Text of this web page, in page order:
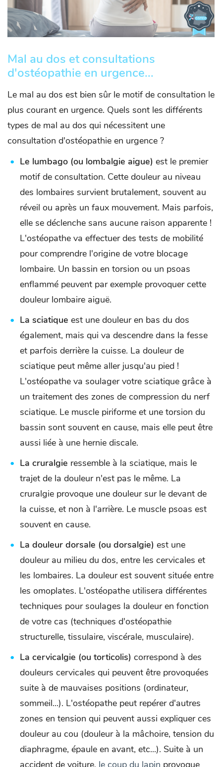
Mal au dos et consultations
d'ostéopathie en urgence...
Le mal au dos est bien sûr le motif de consultation le
plus courant en urgence. Quels sont les différents
types de mal au dos qui nécessitent une
consultation d'ostéopathie en urgence ?
Le lumbago (ou lombalgie aigue) est le premier
motif de consultation. Cette douleur au niveau
des lombaires survient brutalement, souvent au
réveil ou après un faux mouvement. Mais parfois,
elle se déclenche sans aucune raison apparente !
L'ostéopathe va effectuer des tests de mobilité
pour comprendre l'origine de votre blocage
lombaire. Un bassin en torsion ou un psoas
enflammé peuvent par exemple provoquer cette
douleur lombaire aiguë.
La sciatique est une douleur en bas du dos
également, mais qui va descendre dans la fesse
et parfois derrière la cuisse. La douleur de
sciatique peut même aller jusqu'au pied !
L'ostéopathe va soulager votre sciatique grâce à
un traitement des zones de compression du nerf
sciatique. Le muscle piriforme et une torsion du
bassin sont souvent en cause, mais elle peut être
aussi liée à une hernie discale.
La cruralgie ressemble à la sciatique, mais le
trajet de la douleur n'est pas le même. La
cruralgie provoque une douleur sur le devant de
la cuisse, et non à l'arrière. Le muscle psoas est
souvent en cause.
La douleur dorsale (ou dorsalgie) est une
douleur au milieu du dos, entre les cervicales et
les lombaires. La douleur est souvent située entre
les omoplates. L'ostéopathe utilisera différentes
techniques pour soulages la douleur en fonction
de votre cas (techniques d'ostéopathie
structurelle, tissulaire, viscérale, musculaire).
La cervicalgie (ou torticolis) correspond à des
douleurs cervicales qui peuvent être provoquées
suite à de mauvaises positions (ordinateur,
sommeil...). L'ostéopathe peut repérer d'autres
zones en tension qui peuvent aussi expliquer ces
douleur au cou (douleur à la mâchoire, tension du
diaphragme, épaule en avant, etc...). Suite à un